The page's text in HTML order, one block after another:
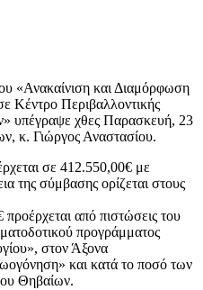
«Ανακαίνιση και Διαμόρφωση
Κέντρο Περιβαλλοντικής
υπέγραψε χθες Παρασκευή, 23
κ. Γιώργος Αναστασίου.
σε 412.550,00€ με
της σύμβασης ορίζεται στους
από πιστώσεις του
προγράμματος
στον Άξονα
και κατά το ποσό των
Θηβαίων.